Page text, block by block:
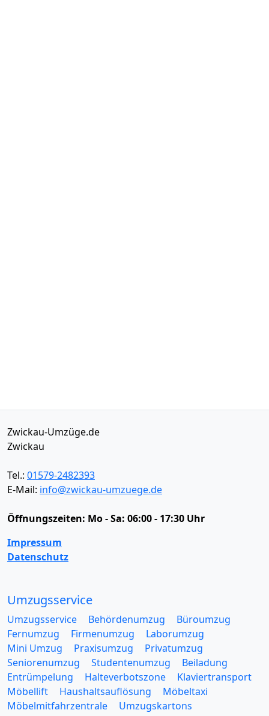
Zwickau-Umzüge.de
Zwickau
Tel.: 01579-2482393
E-Mail: info@zwickau-umzuege.de
Öffnungszeiten: Mo - Sa: 06:00 - 17:30 Uhr
Impressum
Datenschutz
Umzugsservice
Umzugsservice Behördenumzug
Büroumzug
Fernumzug
Firmenumzug
Laborumzug
Mini Umzug
Praxisumzug
Privatumzug
Seniorenumzug
Studentenumzug
Beiladung
Entrümpelung
Halteverbotszone
Klaviertransport
Möbellift
Haushaltsauflösung
Möbeltaxi
Möbelmitfahrzentrale
Umzugskartons